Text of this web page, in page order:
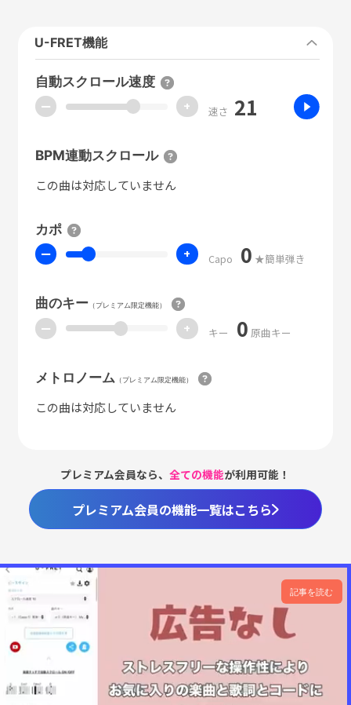
U-FRET機能
自動スクロール速度
ー + 速さ 21
BPM連動スクロール
この曲は対応していません
カポ
ー + Capo 0 ★簡単弾き
曲のキー（プレミアム限定機能）
ー + キー 0 原曲キー
メトロノーム （プレミアム限定機能）
この曲は対応していません
プレミアム会員なら、全ての機能が利用可能！
プレミアム会員の機能一覧はこちら
記事を読む